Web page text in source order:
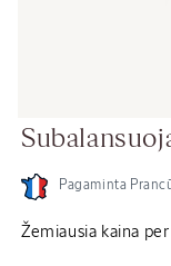
mediją
lange
Pagaminta
Žemiausia kaina